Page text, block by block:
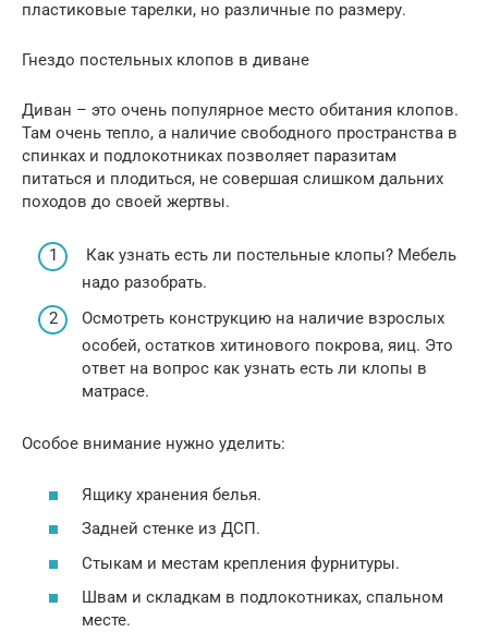
пластиковые тарелки, но различные по размеру.
Гнездо постельных клопов в диване
Диван – это очень популярное место обитания клопов.
Там очень тепло, а наличие свободного пространства в
спинках и подлокотниках позволяет паразитам
питаться и плодиться, не совершая слишком дальних
походов до своей жертвы.
Как узнать есть ли постельные клопы? Мебель
надо разобрать.
Осмотреть конструкцию на наличие взрослых
особей, остатков хитинового покрова, яиц. Это
ответ на вопрос как узнать есть ли клопы в
матрасе.
Особое внимание нужно уделить:
Ящику хранения белья.
Задней стенке из ДСП.
Стыкам и местам крепления фурнитуры.
Швам и складкам в подлокотниках, спальном
месте.